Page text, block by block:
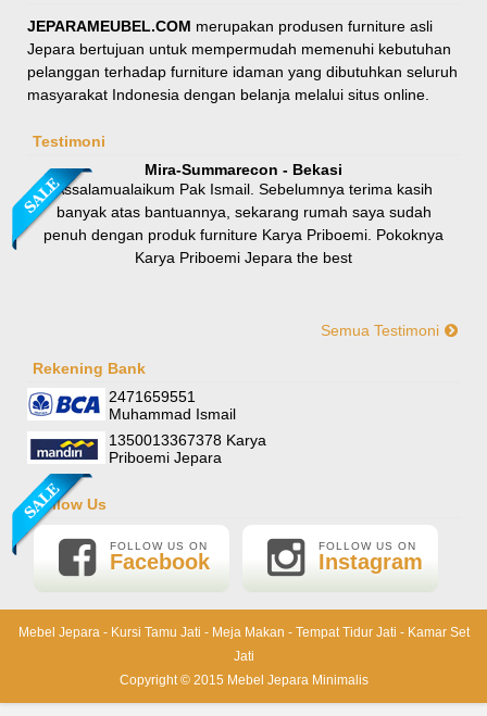
Meja Makan Oval Minimalis Kursi Silang
Rp 8.100.0009.000.000
Rp (Hubungi CS)
Lemari Pajangan Shima
Rp 6.000.0006.500.000
JEPARAMEUBEL.COM merupakan produsen furniture asli
Jepara bertujuan untuk mempermudah memenuhi kebutuhan
pelanggan terhadap furniture idaman yang dibutuhkan seluruh
masyarakat Indonesia dengan belanja melalui situs online.
Testimoni
Mira-Summarecon - Bekasi
Assalamualaikum Pak Ismail. Sebelumnya terima kasih
banyak atas bantuannya, sekarang rumah saya sudah
penuh dengan produk furniture Karya Priboemi. Pokoknya
Karya Priboemi Jepara the best
Hallo mas ismail, terima kasih banyak ya. Barang furniture
kasih banyak mas mail.
Semua Testimoni
Rekening Bank
2471659551
Muhammad Ismail
1350013367378 Karya
Priboemi Jepara
Follow Us
FOLLOW US ON
Facebook
FOLLOW US ON
Instagram
Mebel Jepara- Kursi Tamu Jati - Meja Makan - Tempat Tidur Jati - Kamar Set
Jati
Copyright © 2015 Mebel Jepara Minimalis